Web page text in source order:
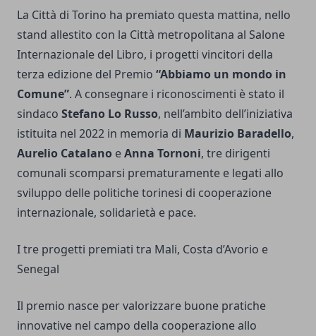
La Città di Torino ha premiato questa mattina, nello
stand allestito con la Città metropolitana al Salone
Internazionale del Libro, i progetti vincitori della
terza edizione del Premio “Abbiamo un mondo in
Comune”. A consegnare i riconoscimenti è stato il
sindaco Stefano Lo Russo, nell’ambito dell’iniziativa
istituita nel 2022 in memoria di Maurizio Baradello,
Aurelio Catalano eAnna Tornoni, tre dirigenti
comunali scomparsi prematuramente e legati allo
sviluppo delle politiche torinesi di cooperazione
internazionale, solidarietà e pace.
I tre progetti premiati tra Mali, Costa d’Avorio e
Senegal
Il premio nasce per valorizzare buone pratiche
innovative nel campo della cooperazione allo